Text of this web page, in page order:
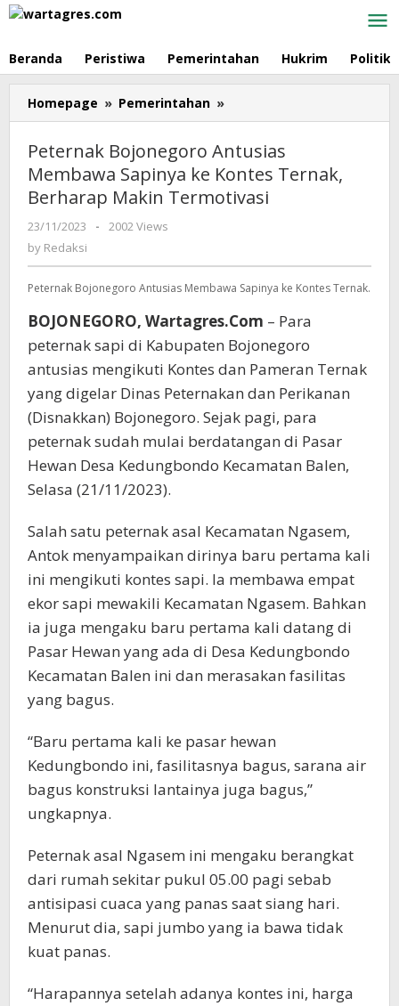
Skip
Beranda Peristiwa Pemerintahan Hukrim Politik
Homepage » Pemerintahan »
Bojonegoro
Membawa
Sapinya
ke
Makin
Termotivasi
Peternak Bojonegoro Antusias
Membawa Sapinya ke Kontes Ternak,
Berharap Makin Termotivasi
23/11/2023
by
-
2002 Views
by Redaksi
Peternak Bojonegoro Antusias Membawa Sapinya ke Kontes Ternak.
BOJONEGORO, Wartagres.Com – Para
peternak sapi di Kabupaten Bojonegoro
antusias mengikuti Kontes dan Pameran Ternak
yang digelar Dinas Peternakan dan Perikanan
(Disnakkan) Bojonegoro. Sejak pagi, para
peternak sudah mulai berdatangan di Pasar
Hewan Desa Kedungbondo Kecamatan Balen,
Selasa (21/11/2023).
Salah satu peternak asal Kecamatan Ngasem,
Antok menyampaikan dirinya baru pertama kali
ini mengikuti kontes sapi. Ia membawa empat
ekor sapi mewakili Kecamatan Ngasem. Bahkan
ia juga mengaku baru pertama kali datang di
Pasar Hewan yang ada di Desa Kedungbondo
Kecamatan Balen ini dan merasakan fasilitas
yang bagus.
“Baru pertama kali ke pasar hewan
Kedungbondo ini, fasilitasnya bagus, sarana air
bagus konstruksi lantainya juga bagus,”
ungkapnya.
Peternak asal Ngasem ini mengaku berangkat
dari rumah sekitar pukul 05.00 pagi sebab
antisipasi cuaca yang panas saat siang hari.
Menurut dia, sapi jumbo yang ia bawa tidak
kuat panas.
“Harapannya setelah adanya kontes ini, harga